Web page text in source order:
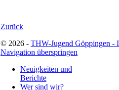
Zurück
© 2026 - THW-Jugend Göppingen -
Navigation überspringen
Neuigkeiten und
Berichte
Wer sind wir?